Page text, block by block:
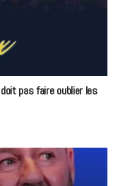
doit pas faire oublier les